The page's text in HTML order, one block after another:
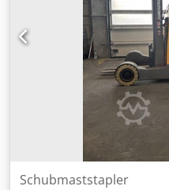
Schubmaststapler